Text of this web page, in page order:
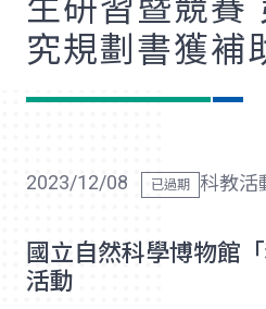
生研習暨競賽
究規劃書獲補
2023/12/08 科教活
國立自然科學博物館
活動